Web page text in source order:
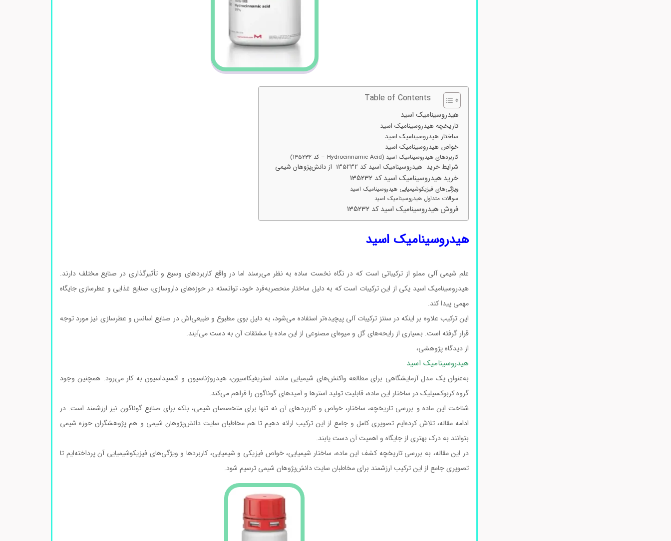
Table of Contents
هیدروسینامیک اسید
تاریخچه هیدروسینامیک اسید
ساختار هیدروسینامیک اسید
خواص هیدروسینامیک اسید
کاربردهای هیدروسینامیک اسید (Hydrocinnamic Acid – کد 135232)
شرایط خرید هیدروسینامیک اسید کد 135232 از دانش‌پژوهان شیمی
خرید هیدروسینامیک اسید کد 135232
ویژگی‌های فیزیکوشیمیایی هیدروسینامیک اسید
سوالات متداول هیدروسینامیک اسید
فروش هیدروسینامیک اسید کد 135232
هیدروسینامیک اسید
علم شیمی آلی مملو از ترکیباتی است که در نگاه نخست ساده به نظر می‌رسند اما در واقع کاربردهای وسیع و تأثیرگذاری در صنایع مختلف دارند.
هیدروسینامیک اسید یکی از این ترکیبات است که به دلیل ساختار منحصر‌به‌فرد خود، توانسته در حوزه‌های داروسازی، صنایع غذایی و عطرسازی جایگاه
مهمی پیدا کند.
این ترکیب علاوه بر اینکه در سنتز ترکیبات آلی پیچیده‌تر استفاده می‌شود، به دلیل بوی مطبوع و طبیعی‌اش در صنایع اسانس و عطرسازی نیز مورد توجه
قرار گرفته است. بسیاری از رایحه‌های گل و میوه‌ای مصنوعی از این ماده یا مشتقات آن به دست می‌آیند.
از دیدگاه پژوهشی،
هیدروسینامیک اسید
به‌عنوان یک مدل آزمایشگاهی برای مطالعه واکنش‌های شیمیایی مانند استریفیکاسیون، هیدروژناسیون و اکسیداسیون به کار می‌رود. همچنین وجود
گروه کربوکسیلیک در ساختار این ماده، قابلیت تولید استرها و آمیدهای گوناگون را فراهم می‌کند.
شناخت این ماده و بررسی تاریخچه، ساختار، خواص و کاربردهای آن نه تنها برای متخصصان شیمی، بلکه برای صنایع گوناگون نیز ارزشمند است. در
ادامه مقاله، تلاش کرده‌ایم تصویری کامل و جامع از این ترکیب ارائه دهیم تا هم مخاطبان سایت دانش‌پژوهان شیمی و هم پژوهشگران حوزه شیمی
بتوانند به درک بهتری از جایگاه و اهمیت آن دست یابند.
در این مقاله، به بررسی تاریخچه کشف این ماده، ساختار شیمیایی، خواص فیزیکی و شیمیایی، کاربردها و ویژگی‌های فیزیکوشیمیایی آن پرداخته‌ایم تا
تصویری جامع از این ترکیب ارزشمند برای مخاطبان سایت دانش‌پژوهان شیمی ترسیم شود.